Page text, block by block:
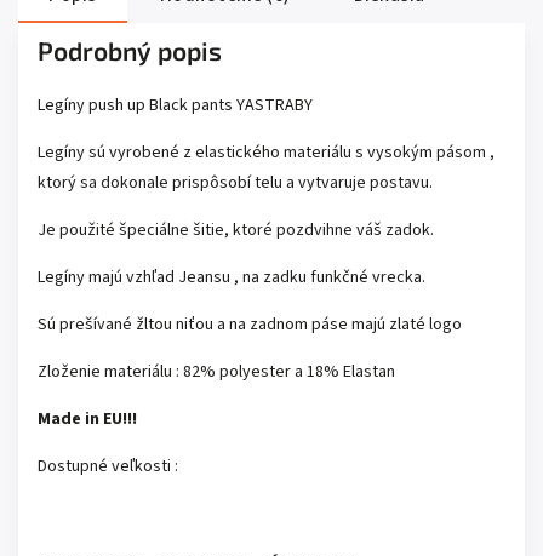
Podrobný popis
Legíny push up Black pants YASTRABY
Legíny sú vyrobené z elastického materiálu s vysokým pásom ,
ktorý sa dokonale prispôsobí telu a vytvaruje postavu.
Je použité špeciálne šitie, ktoré pozdvihne váš zadok.
Legíny majú vzhľad Jeansu , na zadku funkčné vrecka.
Sú prešívané žltou niťou a na zadnom páse majú zlaté logo
Zloženie materiálu : 82% polyester a 18% Elastan
Made in EU!!!
Dostupné veľkosti :